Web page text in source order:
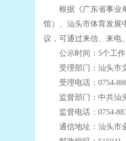
根据《广东省事业单
馆）、汕头市体育发展
议，可通过来信、来电
公示时间：5个工作日
受理部门：汕头市
受理电话：0754-
监督部门：中共汕头
监督电话：0754-
通信地址：汕头市金